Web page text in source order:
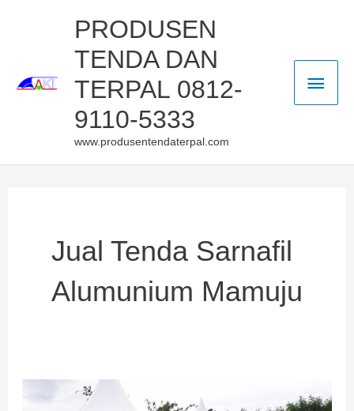
PRODUSEN
TENDA DAN
TERPAL 0812-
9110-5333
www.produsentendaterpal.com
Jual Tenda Sarnafil
Alumunium Mamuju
TERMURAH